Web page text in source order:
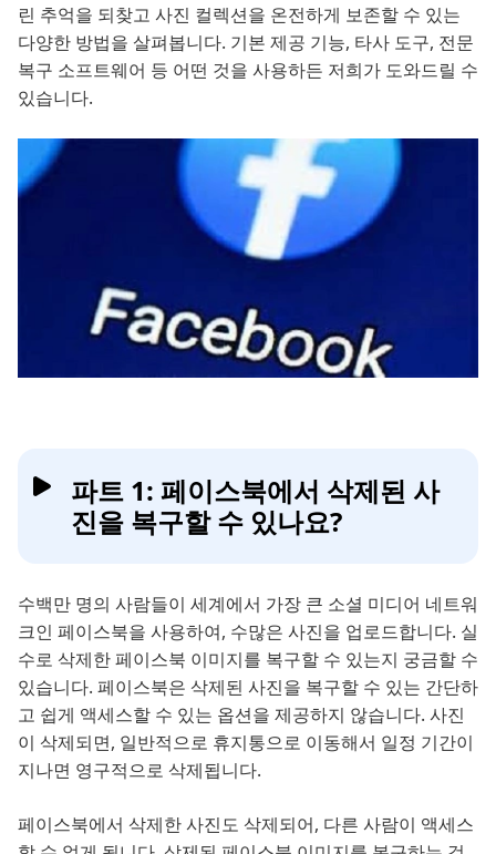
린 추억을 되찾고 사진 컬렉션을 온전하게 보존할 수 있는
다양한 방법을 살펴봅니다. 기본 제공 기능, 타사 도구, 전문
복구 소프트웨어 등 어떤 것을 사용하든 저희가 도와드릴 수
있습니다.
파트 1: 페이스북에서 삭제된 사
진을 복구할 수 있나요?
수백만 명의 사람들이 세계에서 가장 큰 소셜 미디어 네트워
크인 페이스북을 사용하여, 수많은 사진을 업로드합니다. 실
수로 삭제한 페이스북 이미지를 복구할 수 있는지 궁금할 수
있습니다. 페이스북은 삭제된 사진을 복구할 수 있는 간단하
고 쉽게 액세스할 수 있는 옵션을 제공하지 않습니다. 사진
이 삭제되면, 일반적으로 휴지통으로 이동해서 일정 기간이
지나면 영구적으로 삭제됩니다.
페이스북에서 삭제한 사진도 삭제되어, 다른 사람이 액세스